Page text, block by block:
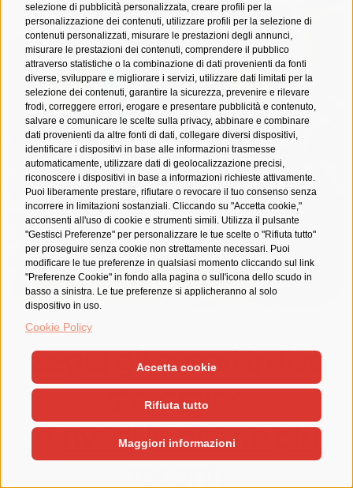
selezione di pubblicità personalizzata, creare profili per la
personalizzazione dei contenuti, utilizzare profili per la selezione di
contenuti personalizzati, misurare le prestazioni degli annunci,
misurare le prestazioni dei contenuti, comprendere il pubblico
attraverso statistiche o la combinazione di dati provenienti da fonti
diverse, sviluppare e migliorare i servizi, utilizzare dati limitati per la
selezione dei contenuti, garantire la sicurezza, prevenire e rilevare
frodi, correggere errori, erogare e presentare pubblicità e contenuto,
salvare e comunicare le scelte sulla privacy, abbinare e combinare
dati provenienti da altre fonti di dati, collegare diversi dispositivi,
identificare i dispositivi in base alle informazioni trasmesse
automaticamente, utilizzare dati di geolocalizzazione precisi,
riconoscere i dispositivi in base a informazioni richieste attivamente.
Puoi liberamente prestare, rifiutare o revocare il tuo consenso senza
incorrere in limitazioni sostanziali. Cliccando su "Accetta cookie,"
acconsenti all'uso di cookie e strumenti simili. Utilizza il pulsante
"Gestisci Preferenze" per personalizzare le tue scelte o "Rifiuta tutto"
per proseguire senza cookie non strettamente necessari. Puoi
modificare le tue preferenze in qualsiasi momento cliccando sul link
"Preferenze Cookie" in fondo alla pagina o sull'icona dello scudo in
basso a sinistra. Le tue preferenze si applicheranno al solo
dispositivo in uso.
Cookie Policy
Accetta cookie
Rifiuta tutto
Maggiori informazioni
Chi siamo
Segui gli eventi in live
streaming
erivedi le dirette più